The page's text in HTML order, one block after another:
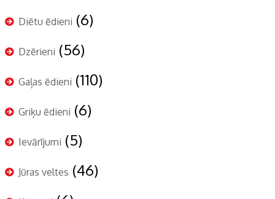
Diētu ēdieni (6)
Dzērieni (56)
Gaļas ēdieni (110)
Griķu ēdieni (6)
Ievārījumi (5)
Jūras veltes (46)